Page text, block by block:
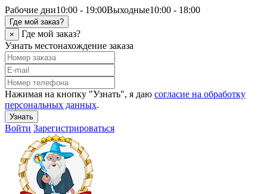
Рабочие дни10:00 - 19:00Выходные10:00 - 18:00
Где мой заказ?
×
Где мой заказ?
Узнать местонахождение заказа
Нажимая на кнопку "Узнать", я даю согласие на обработку
персональных данных.
Узнать
Войти Зарегистрироваться